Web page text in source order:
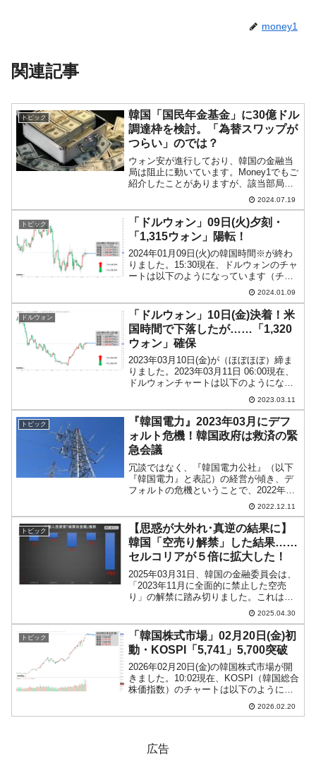
money1
関連記事
トピック
韓国「国民年金基金」に30億ドル
調達枠を検討。「為替スワップが
つらい」のでは？
ウォン安が進行しており、韓国の金融当
局は阻止に動いています。Money1でもご
紹介したことがありますが、該当部局の
人間が「1ドル＝1,400ウォン」が心理的
な抵抗線だとすでに告白していますので
（ばかだなあ）、あと10ウォンほどで
す。ウォン安...
2024.07.19
トピック
「ドルウォン」09日(火)夕刻・
「1,315ウォン」陽転！
2024年01月09日(火)の韓国時間※が終わ
りました。15:30現在、ドルウォンのチャ
ートは以下のようになっています（チャ
ートは『Investing.com』より引用）。陽
転しました！ ウォン安方向に進行し、現
在のところ「1ドル＝1,31...
2024.01.09
ドルウォン
「ドルウォン」10日(金)決着！米
国時間で下落したが……「1,320
ウォン」確保
2023年03月10日(金)が（ほぼほぼ）締ま
りました。2023年03月11日 06:00現在、
ドルウォンチャートは以下のようになっ
ています（チャートは『Investing.com』
より引用：以下同）。残念ながら陰線で
終わりました。長い下ヒ...
2023.03.11
トピック
『韓国電力』2023年03月にデフ
ォルト危機！韓国政府は救済の緊
急会議
冗談ではなく、『韓国電力公社』（以下
『韓国電力』と表記）の経営が傾き、デ
フォルトの危機ということで、2022年12
月09日、韓国の産業通商資源部が緊急対
策会議を開きました。以下は産業通商資
源部が出したプレスリリースです。面倒
くさい方は、強調...
2022.12.11
トピック
【思惑が大外れ･真逆の結果に】
韓国「空売り解禁」した結果……
セルコリアが５倍に拡大した！
2025年03月31日、韓国の金融委員会は、
「2023年11月に全面的に禁止した空売
り」の解禁に踏み切りました。これは一
応「空売りの全面解禁」とか報道されて
いますが、正しくありません。金融委員
会が出したプレスリリースによれば、解
禁後2カ月間...
2025.04.30
トピック
「韓国株式市場」02月20日(金)初
動・KOSPI「5,741」5,700突破
2026年02月20日(金)の韓国株式市場が開
きました。10:02現在、KOSPI（韓国総合
株価指数）のチャートは以下のようにな
『Investing.com』より引用）。やりまし
2026.02.20
広告